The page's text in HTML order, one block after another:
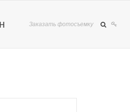
Заказать фотосъемку